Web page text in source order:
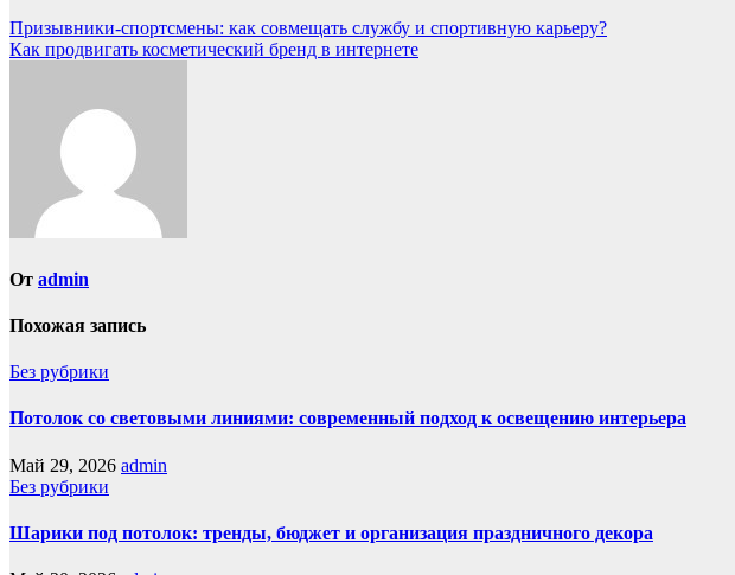
Навигация
по
Призывники-спортсмены: как совмещать службу и спортивную карьеру?
Как продвигать косметический бренд в интернете
От admin
Похожая запись
Без рубрики
Потолок со световыми линиями: современный подход к освещению интерьера
Май 29, 2026 admin
Без рубрики
Шарики под потолок: тренды, бюджет и организация праздничного декора